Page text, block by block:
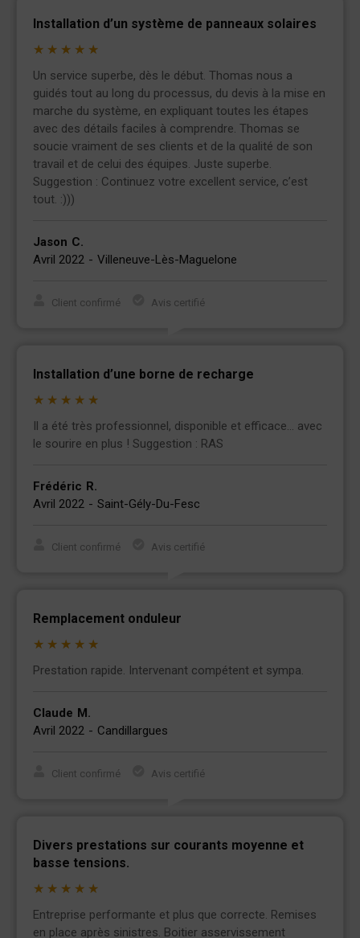
Installation d’un système de panneaux solaires
★ ★ ★ ★ ★
Un service superbe, dès le début. Thomas nous a
guidés tout au long du processus, du devis à la mise en
marche du système, en expliquant toutes les étapes
avec des détails faciles à comprendre. Thomas se
soucie vraiment de ses clients et de la qualité de son
travail et de celui des équipes. Juste superbe.
Suggestion : Continuez votre excellent service, c’est
tout. :)))
Jason C.
Avril 2022 - Villeneuve-Lès-Maguelone
Client confirmé Avis certifié
Installation d’une borne de recharge
★ ★ ★ ★ ★
Il a été très professionnel, disponible et efficace… avec
le sourire en plus ! Suggestion : RAS
Frédéric R.
Avril 2022 - Saint-Gély-Du-Fesc
Client confirmé Avis certifié
Remplacement onduleur
★ ★ ★ ★ ★
Prestation rapide. Intervenant compétent et sympa.
Claude M.
Avril 2022 - Candillargues
Client confirmé Avis certifié
Divers prestations sur courants moyenne et
basse tensions.
★ ★ ★ ★ ★
Entreprise performante et plus que correcte. Remises
en place après sinistres. Boitier asservissement